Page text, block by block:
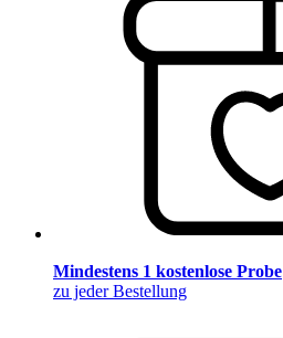
Mindestens 1 kostenlose Probe
zu jeder Bestellung